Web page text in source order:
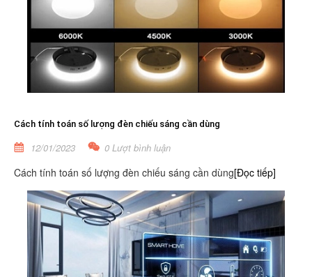
Cách tính toán số lượng đèn chiếu sáng cần dùng
12/01/2023 0 Lượt bình luận
Cách tính toán số lượng đèn chiếu sáng cần dùng[Đọc tiếp]